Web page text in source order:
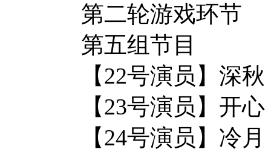
第二轮游戏环节
第五组节目
【22号演员】深
【23号演员】开
【24号演员】冷